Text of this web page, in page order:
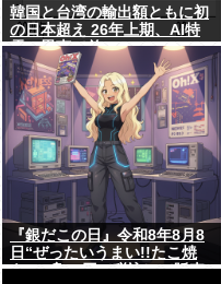
韓国と台湾の輸出額ともに初
の日本超え 26年上期、AI特
需の恩恵で差
『銀だこの日』令和8年8月8
日“ぜったいうまい!!たこ焼
を、1舟88円（税込）で販売